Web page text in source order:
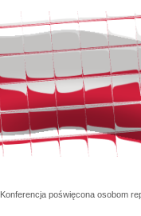
Konferencja poświęcona osobom